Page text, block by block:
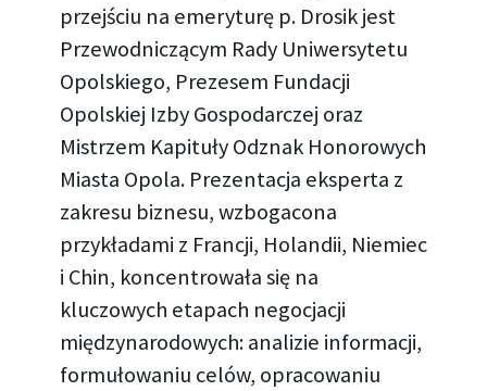
przejściu na emeryturę p. Drosik jest
Przewodniczącym Rady Uniwersytetu
Opolskiego, Prezesem Fundacji
Opolskiej Izby Gospodarczej oraz
Mistrzem Kapituły Odznak Honorowych
Miasta Opola. Prezentacja eksperta z
zakresu biznesu, wzbogacona
przykładami z Francji, Holandii, Niemiec
i Chin, koncentrowała się na
kluczowych etapach negocjacji
międzynarodowych: analizie informacji,
formułowaniu celów, opracowaniu